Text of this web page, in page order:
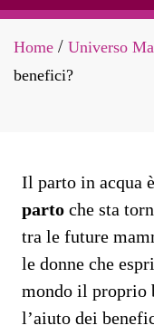
Home / Universo
benefici?
Il parto in acqua
parto che sta
tra le future
le donne che
mondo il proprio
l’aiuto dei